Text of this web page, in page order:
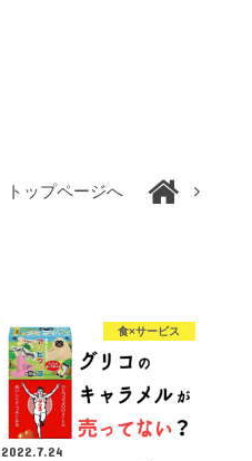
トップページへ
食×サービス
2022.7.24